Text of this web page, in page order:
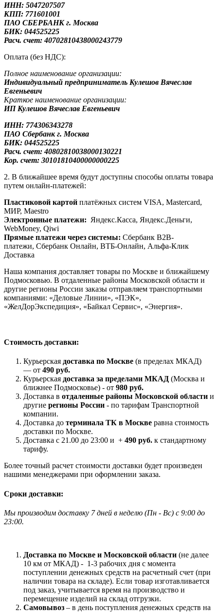
ИНН: 5047207507
КПП: 771601001
ПАО СБЕРБАНК г. Москва
БИК: 044525225
Расч. счет: 40702810438000243779
Оплата (без НДС):
Полное наименование организации:
Индивидуальный предприниматель Кулешов Вячеслав
Евгеньевич
Краткое наименование организации:
ИП Кулешов Вячеслав Евгеньевич
ИНН: 774306343278
ПАО Сбербанкг. Москва
БИК: 044525225
Расч. счет: 40802810038000130221
Кор. счет: 30101810400000000225
2. В ближайшее время будут доступны способы оплаты товара
путем онлайн-платежей:
Пластиковой картой платёжных систем VISA, Mastercard,
МИР, Maestrо
Электронные платежи: Яндекс.Касса, Яндекс.Деньги,
WebMoney, Qiwi
Прямые платежи через системы: Сбербанк B2B-
платежи, Сбербанк Онлайн, ВТБ-Онлайн, Альфа-Клик
Доставка
Наша компания доставляет товары по Москве и ближайшему
Подмосковью. В отдаленные районы Московской области и
другие регионы России заказы отправляем транспортными
компаниями: «Деловые Линии», «ПЭК»,
«ЖелДорЭкспедиция», «Байкал Сервис», «Энергия».
Стоимость доставки:
Курьерская доставка по Москве (в пределах МКАД)
— от 490 руб.
Курьерская доставка за пределами МКАД (Москва и
ближнее Подмосковье) - от 980 руб.
Доставка в отдаленные районы Московской области и
другие регионы России - по тарифам Транспортной
компании.
Доставка до терминала ТК в Москве равна стоимость
доставки по Москве.
Доставка с 21.00 до 23:00 и + 490 руб. к стандартному
тарифу.
Более точный расчет стоимости доставки будет произведен
нашими менеджерами при оформлении заказа.
Сроки доставки:
Мы производим доставку 7 дней в неделю (Пн - Вс) с 9:00 до
23:00.
Доставка по Москве и Московской области (не далее
10 км от МКАД) - 1-3 рабочих дня с момента
поступлении денежных средств на расчетный счет (при
наличии товара на складе). Если товар изготавливается
под заказ, учитывается время на производство и
перемещение изделий на склад отгрузки.
Самовывоз – в день поступления денежных средств на